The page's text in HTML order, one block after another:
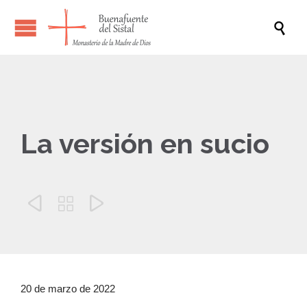

La versión en sucio
  
20 de marzo de 2022